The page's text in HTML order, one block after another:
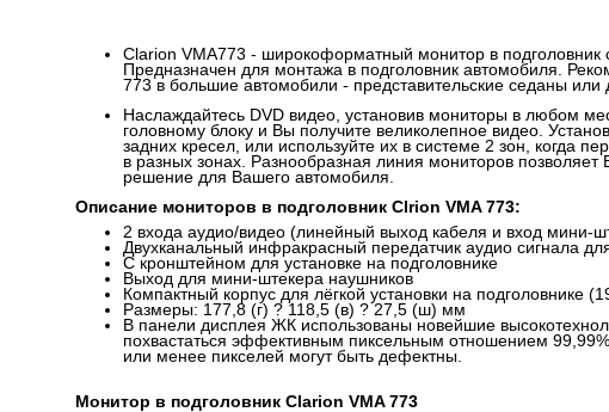
Clarion VMA773 - широкоформатный монитор в
Предназначен для монтажа в подголовник автомобиля.
773 в большие автомобили - представительские седаны или
Наслаждайтесь DVD видео, установив мониторы в любом
головному блоку и Вы получите великолепное видео.
задних кресел, или используйте их в системе 2 зон, когда
в разных зонах. Разнообразная линия мониторов
решение для Вашего автомобиля.
Описание мониторов в подголовник Clrion VMA 773:
2 входа аудио/видео (линейный выход кабеля и вход мини-
Двухканальный инфракрасный передатчик аудио сигнала
С кронштейном для установке на подголовнике
Выход для мини-штекера наушников
Компактный корпус для лёгкой установки на подголовнике
Размеры: 177,8 (г) ? 118,5 (в) ? 27,5 (ш) мм
В панели дисплея ЖК использованы новейшие
похвастаться эффективным пиксельным отношением
или менее пикселей могут быть дефектны.
Монитор в подголовник Clarion VMA 773